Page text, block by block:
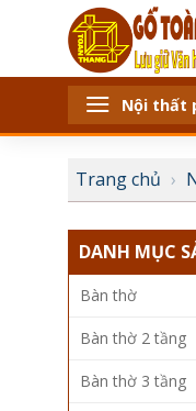
Nội thất
Trang chủ ›
DANH MỤC
Bàn thờ
Bàn thờ 2 tầng
Bàn thờ 3 tầng